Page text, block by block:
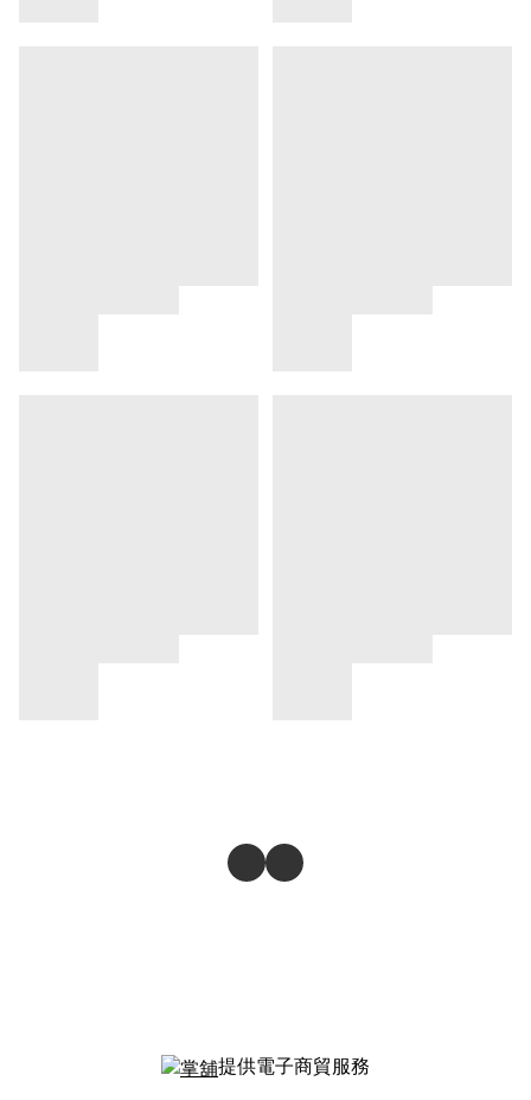
提供電子商貿服務